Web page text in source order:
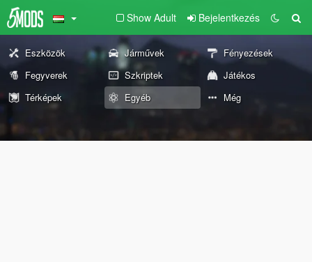
Show Adult Bejelentkezés
Eszközök Járművek
Fényezések
Fegyverek
Szkriptek
Játékos
Térképek
Egyéb Még